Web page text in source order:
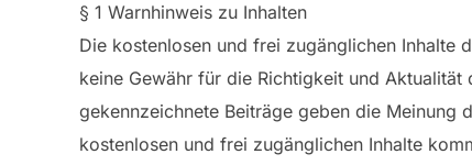
§ 1 Warnhinweis zu Inhalten
Die kostenlosen und frei zugänglichen Inhalte
keine Gewähr für die Richtigkeit und
gekennzeichnete Beiträge geben die
kostenlosen und frei zugänglichen Inhalte